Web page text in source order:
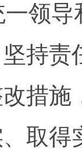
领
持
措施
取得